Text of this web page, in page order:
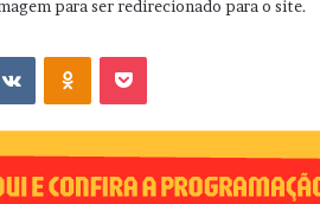
para ser redirecionado para o site.
VK OK